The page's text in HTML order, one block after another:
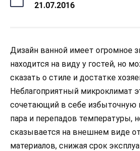
21.07.2016
Дизайн ванной имеет огромное
находится на виду у гостей, но
сказать о стиле и достатке
Неблагоприятный микроклимат
сочетающий в себе избыточную
пара и перепадов температуры,
сказывается на внешнем виде
материалов, снижая срок